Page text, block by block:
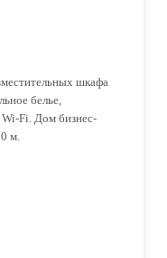
шкафа
белье,
Wi-Fi. Дом бизнес-
м.